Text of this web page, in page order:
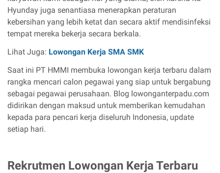
Hyunday juga senantiasa menerapkan peraturan
kebersihan yang lebih ketat dan secara aktif mendisinfeksi
tempat mereka bekerja secara berkala.
Lihat Juga: Lowongan Kerja SMA SMK
Saat ini PT HMMI membuka lowongan kerja terbaru dalam
rangka mencari calon pegawai yang siap untuk bergabung
sebagai pegawai perusahaan. Blog lowonganterpadu.com
didirikan dengan maksud untuk memberikan kemudahan
kepada para pencari kerja diseluruh Indonesia, update
setiap hari.
Rekrutmen Lowongan Kerja Terbaru